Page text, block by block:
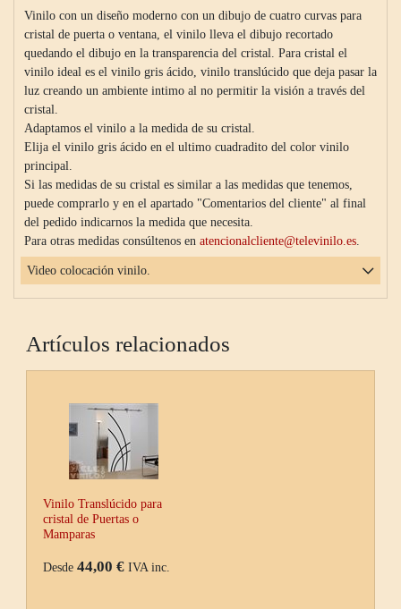
Vinilo con un diseño moderno con un dibujo de cuatro curvas para
cristal de puerta o ventana, el vinilo lleva el dibujo recortado
quedando el dibujo en la transparencia del cristal. Para cristal el
vinilo ideal es el vinilo gris ácido, vinilo translúcido que deja pasar la
luz creando un ambiente intimo al no permitir la visión a través del
cristal.
Adaptamos el vinilo a la medida de su cristal.
Elija el vinilo gris ácido en el ultimo cuadradito del color vinilo
principal.
Si las medidas de su cristal es similar a las medidas que tenemos,
puede comprarlo y en el apartado "Comentarios del cliente" al final
del pedido indicarnos la medida que necesita.
Para otras medidas consúltenos en atencionalcliente@televinilo.es.
Video colocación vinilo.
Artículos relacionados
Vinilo Translúcido para
cristal de Puertas o
Mamparas
Desde 44,00 € IVA inc.